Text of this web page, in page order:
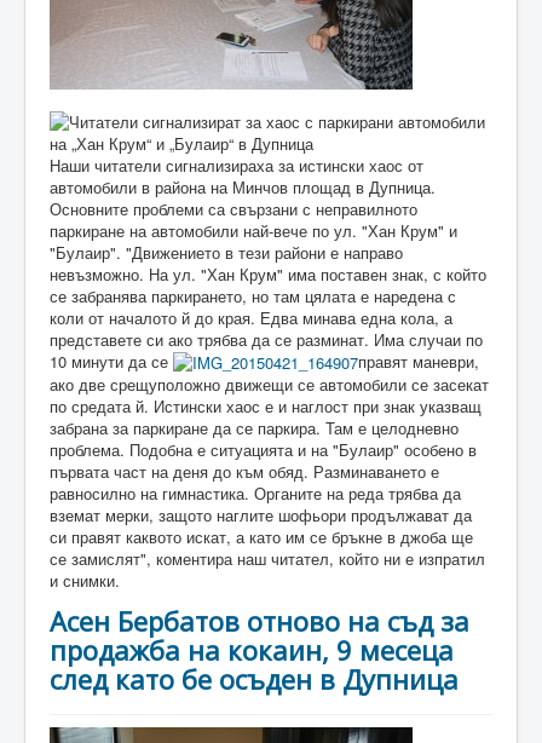
Наши читатели сигнализираха за истински хаос от
автомобили в района на Минчов площад в Дупница.
Основните проблеми са свързани с неправилното
паркиране на автомобили най-вече по ул. "Хан Крум" и
"Булаир". "Движението в тези райони е направо
невъзможно. На ул. "Хан Крум" има поставен знак, с който
се забранява паркирането, но там цялата е наредена с
коли от началото й до края. Едва минава една кола, а
представете си ако трябва да се разминат. Има случаи по
10 минути да се
правят маневри,
ако две срещуположно движещи се автомобили се засекат
по средата й. Истински хаос е и наглост при знак указващ
забрана за паркиране да се паркира. Там е целодневно
проблема. Подобна е ситуацията и на "Булаир" особено в
първата част на деня до към обяд. Разминаването е
равносилно на гимнастика. Органите на реда трябва да
вземат мерки, защото наглите шофьори продължават да
си правят каквото искат, а като им се бръкне в джоба ще
се замислят", коментира наш читател, който ни е изпратил
и снимки.
Асен Бербатов отново на съд за
продажба на кокаин, 9 месеца
след като бе осъден в Дупница